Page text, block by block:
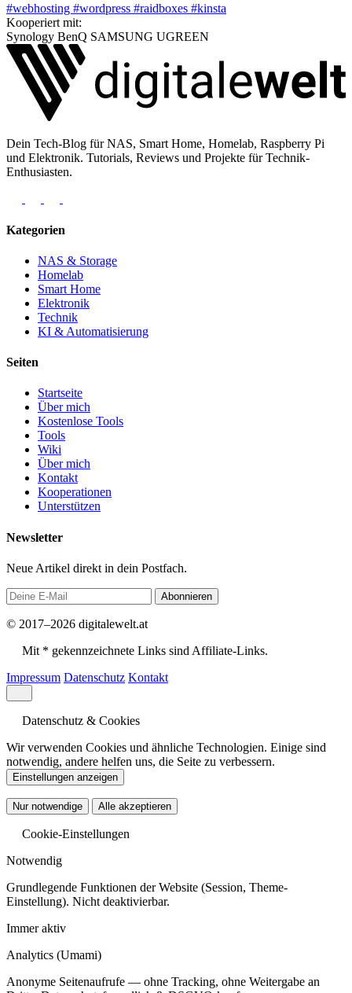
#webhosting #wordpress #raidboxes #kinsta
Kooperiert mit:
Synology BenQ SAMSUNG UGREEN
Dein Tech-Blog für NAS, Smart Home, Homelab, Raspberry Pi
und Elektronik. Tutorials, Reviews und Projekte für Technik-
Enthusiasten.
Kategorien
NAS & Storage
Homelab
Smart Home
Elektronik
Technik
KI & Automatisierung
Seiten
Startseite
Über mich
Kostenlose Tools
Tools
Wiki
Über mich
Kontakt
Kooperationen
Unterstützen
Newsletter
Neue Artikel direkt in dein Postfach.
Abonnieren
© 2017–2026 digitalewelt.at
Mit * gekennzeichnete Links sind Affiliate-Links.
Impressum Datenschutz Kontakt
Datenschutz & Cookies
Wir verwenden Cookies und ähnliche Technologien. Einige sind
notwendig, andere helfen uns, die Seite zu verbessern.
Einstellungen anzeigen
Nur notwendige Alle akzeptieren
Cookie-Einstellungen
Notwendig
Grundlegende Funktionen der Website (Session, Theme-
Einstellung). Nicht deaktivierbar.
Immer aktiv
Analytics (Umami)
Anonyme Seitenaufrufe — ohne Tracking, ohne Weitergabe an